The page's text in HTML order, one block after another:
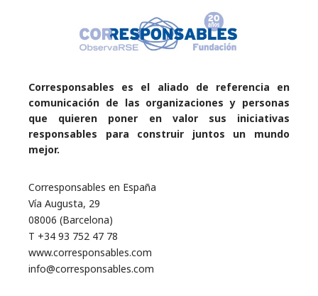
Corresponsables es el aliado de referencia en
comunicación de las organizaciones y personas
que quieren poner en valor sus iniciativas
responsables para construir juntos un mundo
mejor.
Corresponsables en España
Vía Augusta, 29
08006 (Barcelona)
T +34 93 752 47 78
www.corresponsables.com
info@corresponsables.com